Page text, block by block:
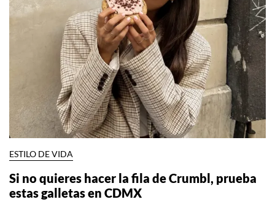
ESTILO DE VIDA
Si no quieres hacer la fila de Crumbl, prueba
estas galletas en CDMX